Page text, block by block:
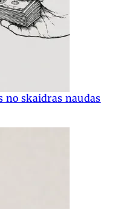
no skaidras naudas